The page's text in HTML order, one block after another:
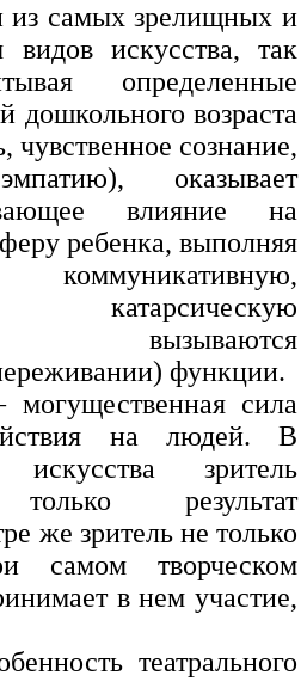
из самых зрелищных и
видов искусства, так
определенные
дошкольного возраста
чувственное сознание,
оказывает
влияние на
ребенка, выполняя
катарсическую
вызываются
функции.
сила
на людей. В
зритель
только результат
же зритель не только
самом творческом
в нем участие,
театрального